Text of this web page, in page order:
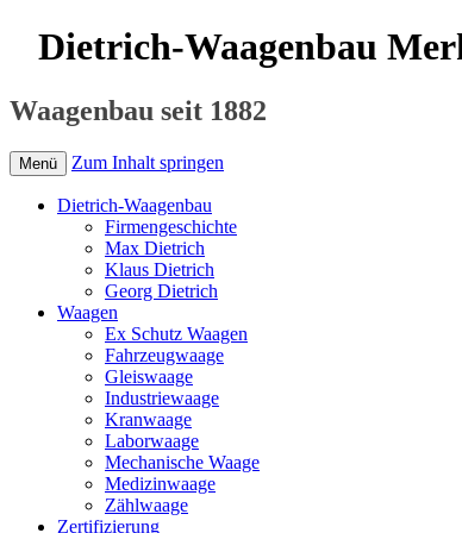
Dietrich-Waagenbau
Waagenbau seit 1882
Menü Zum Inhalt springen
Dietrich-Waagenbau
Firmengeschichte
Max Dietrich
Klaus Dietrich
Georg Dietrich
Waagen
Ex Schutz Waagen
Fahrzeugwaage
Gleiswaage
Industriewaage
Kranwaage
Laborwaage
Mechanische Waage
Medizinwaage
Zählwaage
Zertifizierung